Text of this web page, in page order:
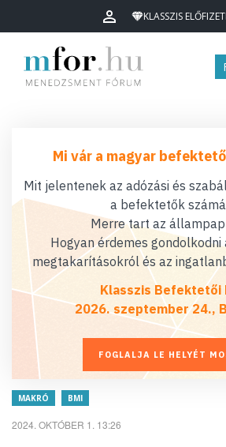
KLASSZIS
Mi vár a magyar
Mit jelentenek az adózási és
a befektetők
Merre tart az
Hogyan érdemes gondolkodni
megtakarításokról és az
Klasszis Befektetői
2026. szeptember 24.,
FOGLALJA LE HELYÉT
MAKRÓ BMI
2024. OKTÓBER 1. 13:26